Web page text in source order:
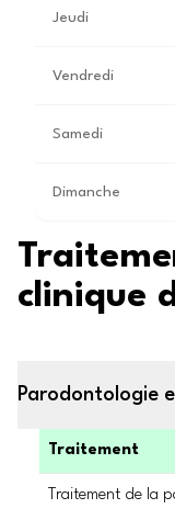
Jeudi
Vendredi
Samedi
Dimanche
clinique
Parodontologie
Traitement
Traitement de la